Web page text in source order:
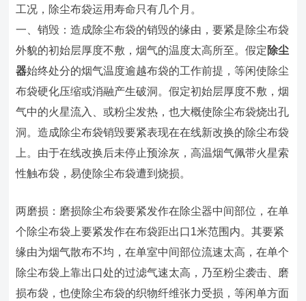
工况，除尘布袋运用寿命只有几个月。
一、销毁：造成除尘布袋的销毁的缘由，要紧是除尘布袋
外貌的初始层厚度不敷，烟气的温度太高所至。假定除尘
器始终处分的烟气温度逾越布袋的工作前提，等闲使除尘
布袋硬化压缩或消融产生破洞。假定初始层厚度不敷，烟
气中的火星流入、或粉尘发热，也大概使除尘布袋烧出孔
洞。造成除尘布袋销毁要紧表现在在线新改换的除尘布袋
上。由于在线改换后未停止预涂灰，高温烟气佩带火星索
性触布袋，易使除尘布袋遭到烧损。
两磨损：磨损除尘布袋要紧发作在除尘器中间部位，在单
个除尘布袋上要紧发作在布袋距出口1米范围内。其要紧
缘由为烟气散布不均，在单室中间部位流速太高，在单个
除尘布袋上靠出口处的过滤气速太高，乃至粉尘袭击、磨
损布袋，也使除尘布袋的织物纤维张力受损，等闲单方面